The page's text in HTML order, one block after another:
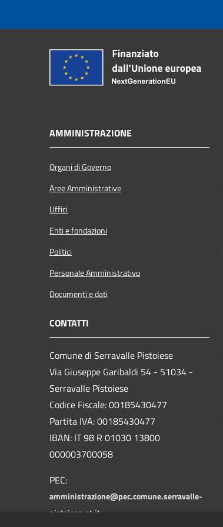
AMMINISTRAZIONE
Organi di Governo
Aree Amministrative
Uffici
Enti e fondazioni
Politici
Personale Amministrativo
Documenti e dati
CONTATTI
Comune di Serravalle Pistoiese
Via Giuseppe Garibaldi 54 - 51034 -
Serravalle Pistoiese
Codice Fiscale: 00185430477
Partita IVA: 00185430477
IBAN: IT 98 R 01030 13800
000003700058
PEC:
amministrazione@pec.comune.serravalle-
pistoiese.pt.it